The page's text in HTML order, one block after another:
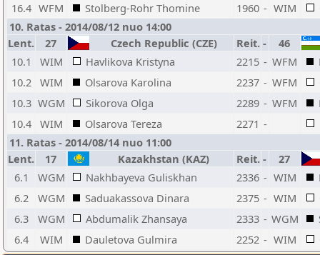
16.4 WFM Stolberg-Rohr Thomine 1960 - WIM
10. Ratas - 2014/08/12 nuo 14:00
Lent.
27 Czech Republic (CZE) Reit. -
46
10.1
WIM Havlikova Kristyna 2215 - WFM
10.2 WIM Olsarova Karolina 2237 - WFM
10.3 WGM Sikorova Olga 2289 - WFM
10.4 WIM Olsarova Tereza 2271 -
11. Ratas - 2014/08/14 nuo 11:00
Lent.
17 Kazakhstan (KAZ) Reit. -
27
6.1
WGM Nakhbayeva Guliskhan 2336 - WIM
6.2
WGM Saduakassova Dinara 2375 - WIM
6.3
WGM Abdumalik Zhansaya 2333 - WGM
6.4
WIM Dauletova Gulmira 2252 - WIM